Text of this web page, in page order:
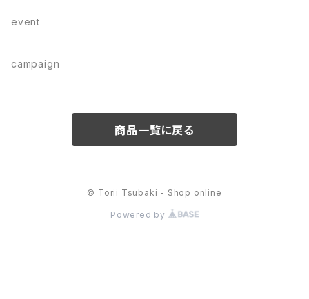
bracelet
hair accessory
wear
CD
event
campaign
商品一覧に戻る
© Torii Tsubaki - Shop online
Powered by